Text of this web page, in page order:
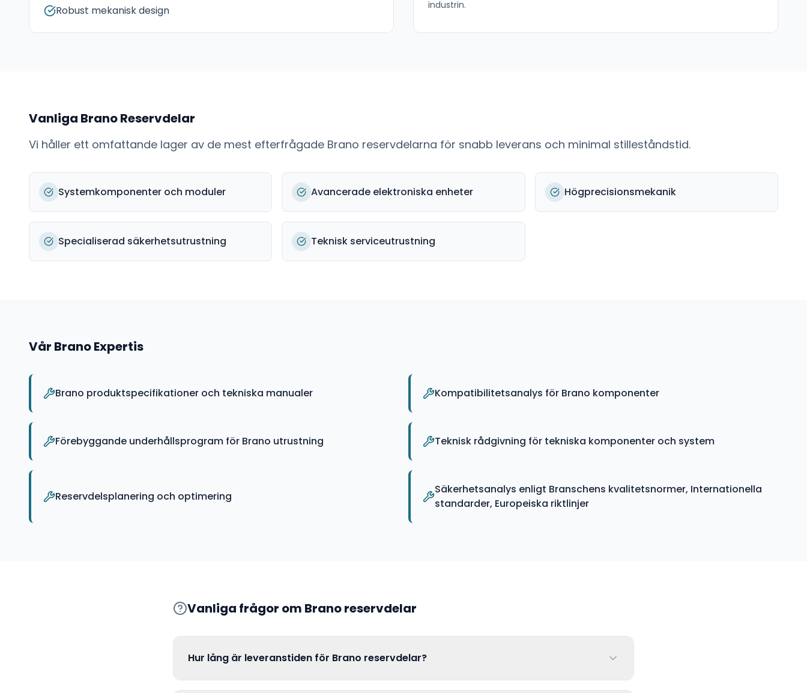
Robust mekanisk design
industrin.
Vanliga BranoReservdelar
Vi håller ett omfattande lager av de mest efterfrågade Brano reservdelarna för snabb leverans och minimal stilleståndstid.
Systemkomponenter och moduler Avancerade elektroniska enheter Högprecisionsmekanik
Specialiserad säkerhetsutrustning Teknisk serviceutrustning
Vår BranoExpertis
Brano produktspecifikationer och tekniska manualer Kompatibilitetsanalys för Brano komponenter
Förebyggande underhållsprogram för Brano utrustning Teknisk rådgivning för tekniska komponenter och system
Reservdelsplanering och optimering
Säkerhetsanalys enligt Branschens kvalitetsnormer, Internationella
standarder, Europeiska riktlinjer
Vanliga frågor om Branoreservdelar
Hur lång är leveranstiden för Brano reservdelar?